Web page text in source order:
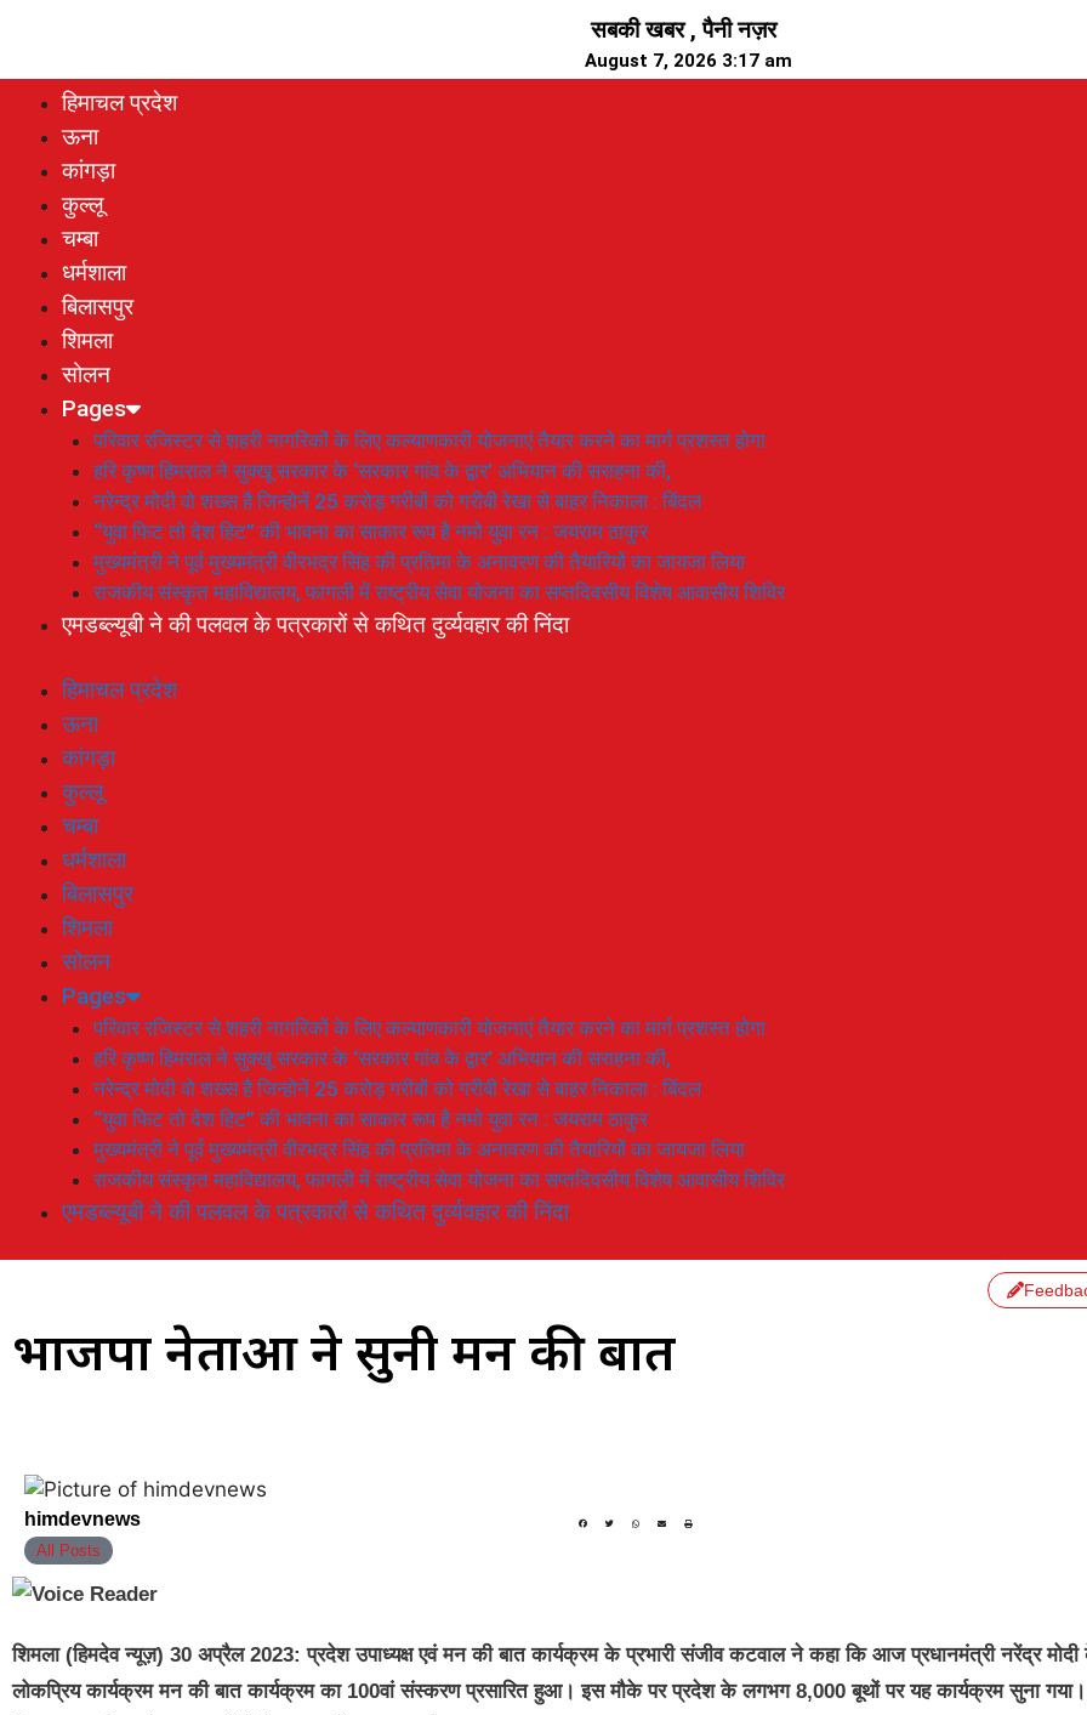
सबकी खबर , पैनी नज़र
August 7, 2026 3:17 am
हिमाचल प्रदेश
ऊना
कांगड़ा
कुल्लू
चम्बा
धर्मशाला
बिलासपुर
शिमला
सोलन
Pages
परिवार रजिस्टर से शहरी नागरिकों के लिए कल्याणकारी योजनाएं तैयार करने का मार्ग प्रशस्त होगा
हरि कृष्ण हिमराल ने सुक्खू सरकार के ‘सरकार गांव के द्वार’ अभियान की सराहना की,
नरेन्द्र मोदी वो शख्स है जिन्होनें 25 करोड़ गरीबों को गरीबी रेखा से बाहर निकाला : बिंदल
“युवा फिट तो देश हिट” की भावना का साकार रूप है नमो युवा रन : जयराम ठाकुर
मुख्यमंत्री ने पूर्व मुख्यमंत्री वीरभद्र सिंह की प्रतिमा के अनावरण की तैयारियों का जायजा लिया
राजकीय संस्कृत महाविद्यालय, फागली में राष्ट्रीय सेवा योजना का सप्तदिवसीय विशेष आवासीय शिविर
एमडब्ल्यूबी ने की पलवल के पत्रकारों से कथित दुर्व्यवहार की निंदा
हिमाचल प्रदेश
ऊना
कांगड़ा
कुल्लू
चम्बा
धर्मशाला
बिलासपुर
शिमला
सोलन
Pages
परिवार रजिस्टर से शहरी नागरिकों के लिए कल्याणकारी योजनाएं तैयार करने का मार्ग प्रशस्त होगा
हरि कृष्ण हिमराल ने सुक्खू सरकार के ‘सरकार गांव के द्वार’ अभियान की सराहना की,
नरेन्द्र मोदी वो शख्स है जिन्होनें 25 करोड़ गरीबों को गरीबी रेखा से बाहर निकाला : बिंदल
“युवा फिट तो देश हिट” की भावना का साकार रूप है नमो युवा रन : जयराम ठाकुर
मुख्यमंत्री ने पूर्व मुख्यमंत्री वीरभद्र सिंह की प्रतिमा के अनावरण की तैयारियों का जायजा लिया
राजकीय संस्कृत महाविद्यालय, फागली में राष्ट्रीय सेवा योजना का सप्तदिवसीय विशेष आवासीय शिविर
एमडब्ल्यूबी ने की पलवल के पत्रकारों से कथित दुर्व्यवहार की निंदा
भाजपा नेताओं ने सुनी मन की बात
himdevnews
All Posts
शिमला (हिमदेव न्यूज़) 30 अप्रैल 2023: प्रदेश उपाध्यक्ष एवं मन की बात कार्यक्रम के प्रभारी संजीव कटवाल ने कहा कि आज प्रधानमंत्री नरेंद्र
लोकप्रिय कार्यक्रम मन की बात कार्यक्रम का 100वां संस्करण प्रसारित हुआ। इस मौके पर प्रदेश के लगभग 8,000 बूथों पर यह कार्यक्रम सुना गया।